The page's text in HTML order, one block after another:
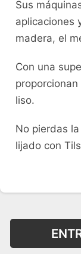
Sus
aplicaciones
madera, el
Con una
liso.
No pierdas
lijado con